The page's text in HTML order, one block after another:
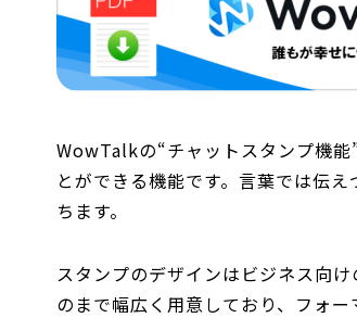
WowTalkの“チャットスタンプ機
とができる機能です。言葉では伝
ちます。
スタンプのデザインはビジネス向
のまで幅広く用意しており、フォ